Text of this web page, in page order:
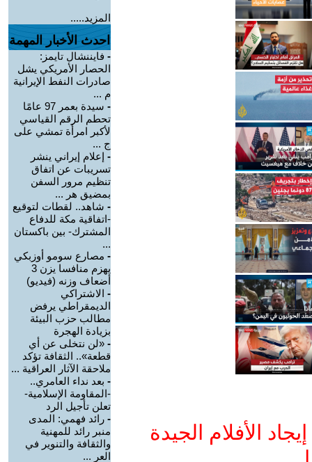
الأفلام الجيدة
المزيد.....
احدث الأخبار المهمة
- فايننشال تايمز:
الحصار الأمريكي يشل
صادرات النفط الإيرانية
م ...
-
سيدة بعمر 97 عامًا
تحطم الرقم القياسي
لأكبر امرأة تمشي على
ج ...
- إعلام إيراني ينشر
تسريبات عن اتفاق
تنظيم مرور السفن
بمضيق هر ...
- شاهد.. لقطات لتوقيع
-اتفاقية مكة للدفاع
المشترك- بين باكستان
...
- مصارع سومو أوزبكي
يهزم منافسا يزن 3
أضعاف وزنه (فيديو)
- الاشتراكي
الديمقراطي يرفض
مطالب حزب البيئة
بزيادة الهجرة
- «لن نتخلى عن أي
قطعة».. الثقافة تؤكد
ملاحقة الآثار العراقية ...
- بعد نداء العامري..
-المقاومة الإسلامية-
تعلن تأجيل الرد
- رائد فهمي: المدى
منبر رائد للمهنية
والثقافة والتنوير في
العر ...